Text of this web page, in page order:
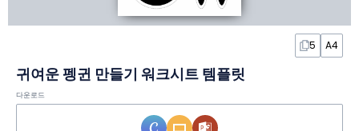
5 A4
귀여운 펭귄 만들기 워크시트 템플릿
다운로드